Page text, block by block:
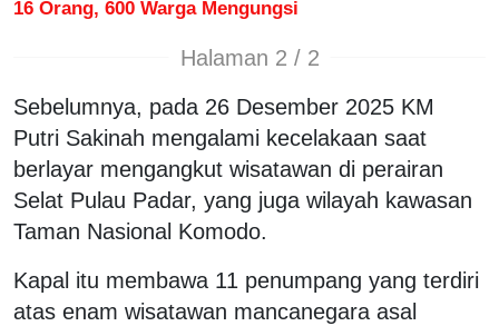
16 Orang, 600 Warga Mengungsi
Halaman 2 / 2
Sebelumnya, pada 26 Desember 2025 KM
Putri Sakinah mengalami kecelakaan saat
berlayar mengangkut wisatawan di perairan
Selat Pulau Padar, yang juga wilayah kawasan
Taman Nasional Komodo.
Kapal itu membawa 11 penumpang yang terdiri
atas enam wisatawan mancanegara asal